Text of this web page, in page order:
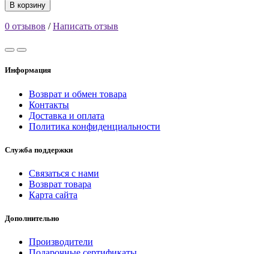
В корзину
0 отзывов /Написать отзыв
Информация
Возврат и обмен товара
Контакты
Доставка и оплата
Политика конфиденциальности
Служба поддержки
Связаться с нами
Возврат товара
Карта сайта
Дополнительно
Производители